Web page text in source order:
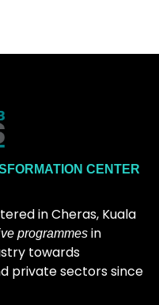
CENTER
in Cheras, Kuala
programmes in
towards
private sectors since